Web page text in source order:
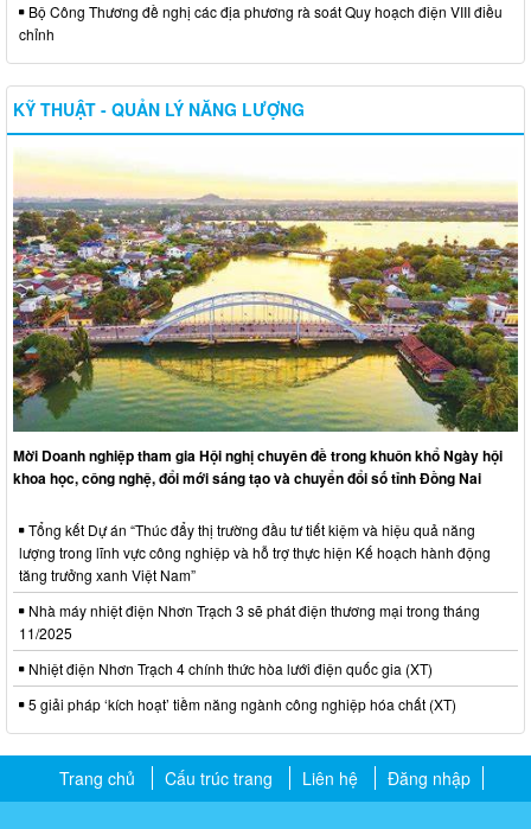
Bộ Công Thương đề nghị các địa phương rà soát Quy hoạch điện VIII điều
chỉnh
KỸ THUẬT - QUẢN LÝ NĂNG LƯỢNG
Mời Doanh nghiệp tham gia Hội nghị chuyên đề trong khuôn khổ Ngày hội
khoa học, công nghệ, đổi mới sáng tạo và chuyển đổi số tỉnh Đồng Nai
Tổng kết Dự án “Thúc đẩy thị trường đầu tư tiết kiệm và hiệu quả năng
lượng trong lĩnh vực công nghiệp và hỗ trợ thực hiện Kế hoạch hành động
tăng trưởng xanh Việt Nam”
Nhà máy nhiệt điện Nhơn Trạch 3 sẽ phát điện thương mại trong tháng
11/2025
Nhiệt điện Nhơn Trạch 4 chính thức hòa lưới điện quốc gia (XT)
5 giải pháp ‘kích hoạt’ tiềm năng ngành công nghiệp hóa chất (XT)
Trang chủ Cấu trúc trang Liên hệ Đăng nhập